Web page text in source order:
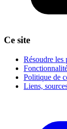
Ce site
Résoudre les
Politique de
Liens,